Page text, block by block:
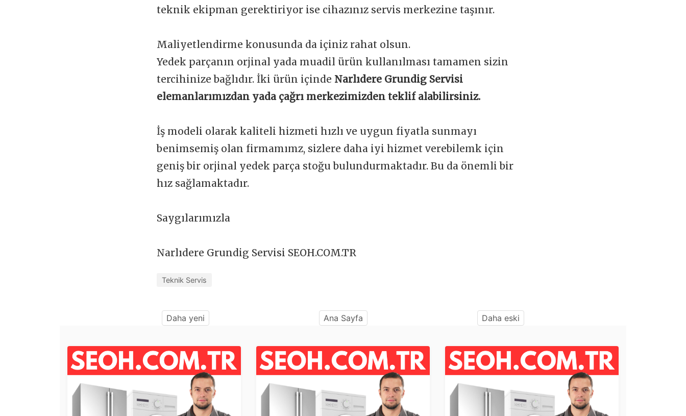
teknik ekipman gerektiriyor ise cihazınız servis merkezine taşınır.
Maliyetlendirme konusunda da içiniz rahat olsun.
Yedek parçanın orjinal yada muadil ürün kullanılması tamamen sizin
tercihinize bağlıdır. İki ürün içinde Narlıdere Grundig Servisi
elemanlarımızdan yada çağrı merkezimizden teklif alabilirsiniz.
İş modeli olarak kaliteli hizmeti hızlı ve uygun fiyatla sunmayı
benimsemiş olan firmamımz, sizlere daha iyi hizmet verebilemk için
geniş bir orjinal yedek parça stoğu bulundurmaktadır. Bu da önemli bir
hız sağlamaktadır.
Saygılarımızla
Narlıdere Grundig Servisi SEOH.COM.TR
Teknik Servis
Daha yeni Ana Sayfa Daha eski